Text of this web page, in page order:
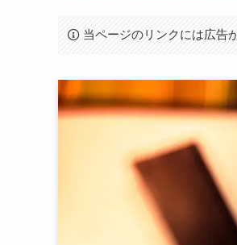
当ページのリンクには広告